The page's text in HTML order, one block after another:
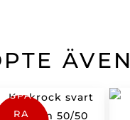
ÄVEN
SPA
RA